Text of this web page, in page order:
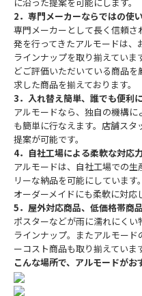
2．専門メーカーならではの使
専門メーカーとして長く信頼さ
発を行ってきたアルモードは
ラインナップを取り揃えてい
どご評価いただいている商品
求した商品を揃えております。
3．入れ替え簡単、誰でも便利に
アルモードなら、独自の機構
も簡単に行なえます。店舗ス
提案が可能です。
4．自社工場による柔軟な対応力
アルモードは、自社工場での
リーな納品を可能にしていま
オーダーメイドにも柔軟に対応
5．屋外対応商品、低価格帯商
ポスターなどが雨に濡れにく
ラインナップ。またアルモー
ーコスト商品も取り揃えています
こんな場所で、アルモードがお